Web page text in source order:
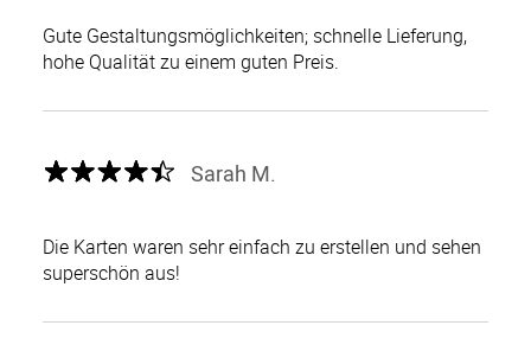
Gute Gestaltungsmöglichkeiten; schnelle Lieferung,
hohe Qualität zu einem guten Preis.
Sarah M.
Die Karten waren sehr einfach zu erstellen und sehen
superschön aus!